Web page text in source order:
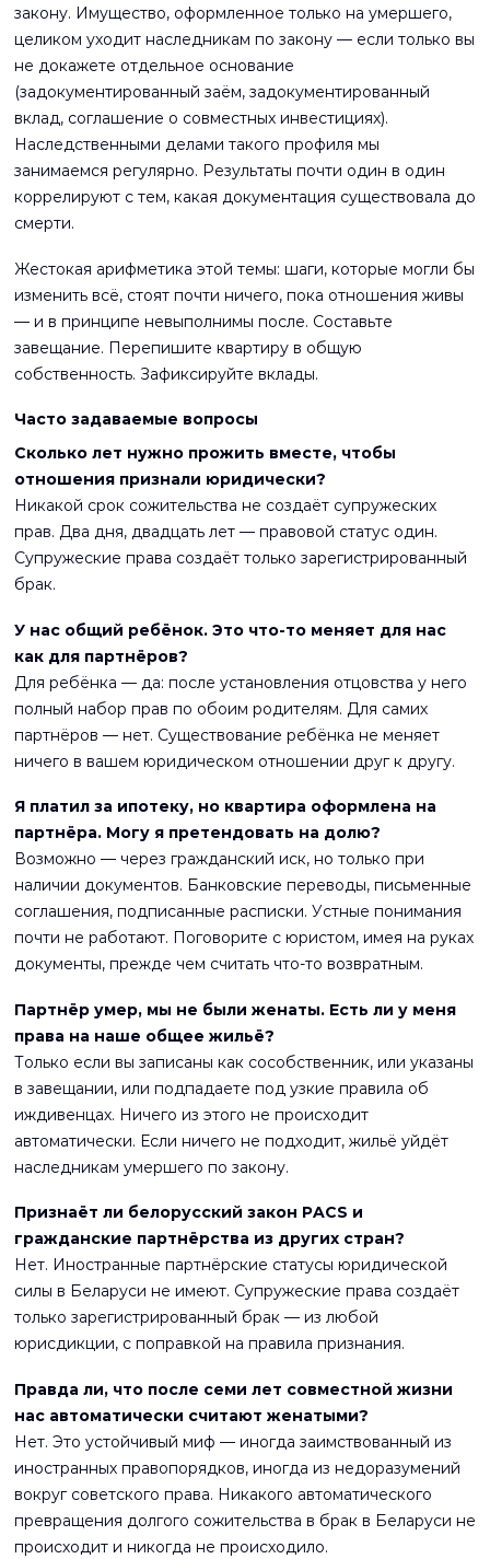
закону. Имущество, оформленное только на умершего,
целиком уходит наследникам по закону — если только вы
не докажете отдельное основание
(задокументированный заём, задокументированный
вклад, соглашение о совместных инвестициях).
Наследственными делами такого профиля мы
занимаемся регулярно. Результаты почти один в один
коррелируют с тем, какая документация существовала до
смерти.
Жестокая арифметика этой темы: шаги, которые могли бы
изменить всё, стоят почти ничего, пока отношения живы
— и в принципе невыполнимы после. Составьте
завещание. Перепишите квартиру в общую
собственность. Зафиксируйте вклады.
Часто задаваемые вопросы
Сколько лет нужно прожить вместе, чтобы
отношения признали юридически?
Никакой срок сожительства не создаёт супружеских
прав. Два дня, двадцать лет — правовой статус один.
Супружеские права создаёт только зарегистрированный
брак.
У нас общий ребёнок. Это что-то меняет для нас
как для партнёров?
Для ребёнка — да: после установления отцовства у него
полный набор прав по обоим родителям. Для самих
партнёров — нет. Существование ребёнка не меняет
ничего в вашем юридическом отношении друг к другу.
Я платил за ипотеку, но квартира оформлена на
партнёра. Могу я претендовать на долю?
Возможно — через гражданский иск, но только при
наличии документов. Банковские переводы, письменные
соглашения, подписанные расписки. Устные понимания
почти не работают. Поговорите с юристом, имея на руках
документы, прежде чем считать что-то возвратным.
Партнёр умер, мы не были женаты. Есть ли у меня
права на наше общее жильё?
Только если вы записаны как сособственник, или указаны
в завещании, или подпадаете под узкие правила об
иждивенцах. Ничего из этого не происходит
автоматически. Если ничего не подходит, жильё уйдёт
наследникам умершего по закону.
Признаёт ли белорусский закон PACS и
гражданские партнёрства из других стран?
Нет. Иностранные партнёрские статусы юридической
силы в Беларуси не имеют. Супружеские права создаёт
только зарегистрированный брак — из любой
юрисдикции, с поправкой на правила признания.
Правда ли, что после семи лет совместной жизни
нас автоматически считают женатыми?
Нет. Это устойчивый миф — иногда заимствованный из
иностранных правопорядков, иногда из недоразумений
вокруг советского права. Никакого автоматического
превращения долгого сожительства в брак в Беларуси не
происходит и никогда не происходило.